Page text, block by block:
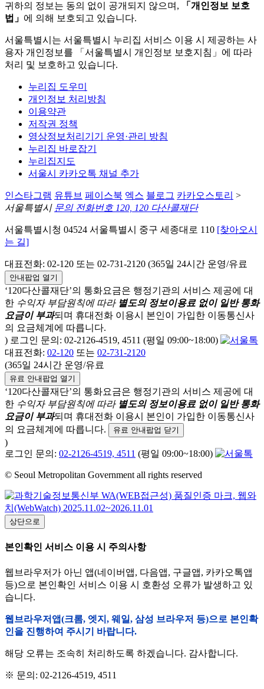
귀하의 정보는 동의 없이 공개되지 않으며,
「개인정보 보호
법」 에 의해 보호되고 있습니다.
서울특별시는 서울특별시 누리집 서비스 이용 시 제공하는 사
용자 개인정보를 「서울특별시 개인정보 보호지침」에 따라
처리 및 보호하고 있습니다.
누리집 도우미
개인정보 처리방침
이용약관
저작권 정책
영상정보처리기기 운영·관리 방침
누리집 바로잡기
누리집지도
서울시 카카오톡 채널 추가
인스타그램 유튜브 페이스북 엑스 블로그 카카오스토리 >
서울특별시 문의 전화번호 120, 120 다산콜재단
서울특별시청 04524 서울특별시 중구 세종대로 110 [찾아오시
는 길]
대표전화: 02-120 또는 02-731-2120 (365일 24시간 운영/유료
안내팝업 열기
‘120다산콜재단’의 통화요금은 행정기관의 서비스 제공에 대
한 수익자 부담원칙에 따라 별도의 정보이용료 없이 일반 통화
요금이 부과되며 휴대전화 이용시 본인이 가입한 이동통신사
의 요금체계에 따릅니다.
) 로그인 문의: 02-2126-4519, 4511 (평일 09:00~18:00)
대표전화: 02-120 또는 02-731-2120
(365일 24시간 운영/유료
유료 안내팝업 열기
‘120다산콜재단’의 통화요금은 행정기관의 서비스 제공에 대
한 수익자 부담원칙에 따라 별도의 정보이용료 없이 일반 통화
요금이 부과되며 휴대전화 이용시 본인이 가입한 이동통신사
의 요금체계에 따릅니다.
유료 안내팝업 닫기
)
로그인 문의: 02-2126-4519, 4511 (평일 09:00~18:00)
© Seoul Metropolitan Government all rights reserved
상단으로
본인확인 서비스 이용 시 주의사항
웹브라우저가 아닌 앱(네이버앱, 다음앱, 구글앱, 카카오톡앱
등)으로 본인확인 서비스 이용 시 호환성 오류가 발생하고 있
습니다.
웹브라우저앱(크롬, 엣지, 웨일, 삼성 브라우저 등)으로 본인확
인을 진행하여 주시기 바랍니다.
해당 오류는 조속히 처리하도록 하겠습니다. 감사합니다.
※ 문의: 02-2126-4519, 4511